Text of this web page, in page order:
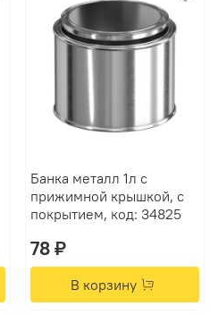
Банка металл 1л с
прижимной крышкой, с
покрытием, код: 34825
78 ₽
В корзину